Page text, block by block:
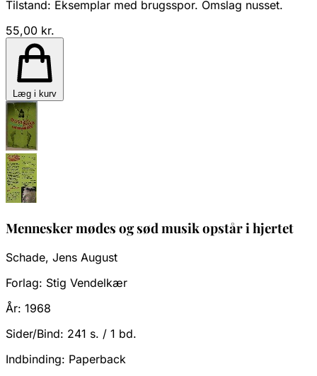
Tilstand: Eksemplar med brugsspor. Omslag nusset.
55,00 kr.
Læg i kurv
Mennesker mødes og sød musik opstår i hjertet
Schade, Jens August
Forlag: Stig Vendelkær
År: 1968
Sider/Bind: 241 s. / 1 bd.
Indbinding: Paperback